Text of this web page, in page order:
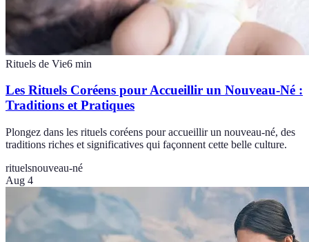
Rituels de Vie6 min
Les Rituels Coréens pour Accueillir un Nouveau-Né :
Traditions et Pratiques
Plongez dans les rituels coréens pour accueillir un nouveau-né, des
traditions riches et significatives qui façonnent cette belle culture.
rituelsnouveau-né
Aug 4